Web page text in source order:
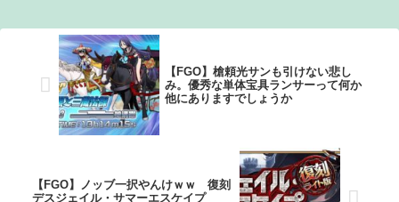
【FGO】槍頼光サンも引けない悲し
み。優秀な単体宝具ランサーって何か
他にありますでしょうか
【FGO】ノッブ一択やんけｗｗ 復刻
デスジェイル・サマーエスケイプ